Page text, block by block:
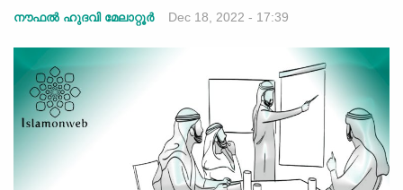
a
o
n
നൗഫൽ ഹുദവി മേലാറ്റൂർ Dec 18, 2022 - 17:39